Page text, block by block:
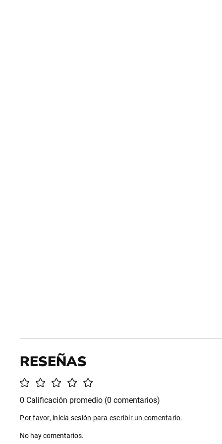
0 Calificación promedio (0 comentarios)
Por favor, inicia sesión para escribir un comentario.
No hay comentarios.